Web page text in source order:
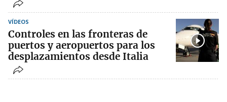
VÍDEOS
Controles en las fronteras de
puertos y aeropuertos para los
desplazamientos desde Italia